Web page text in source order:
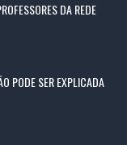
DA REDE
PODE SER EXPLICADA